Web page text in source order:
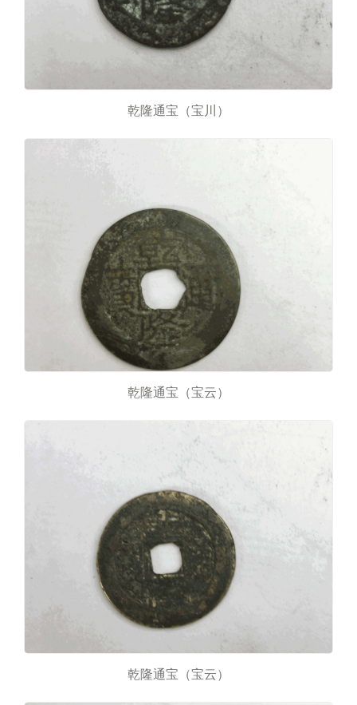
乾隆通宝（宝川）
乾隆通宝（宝云）
乾隆通宝（宝云）